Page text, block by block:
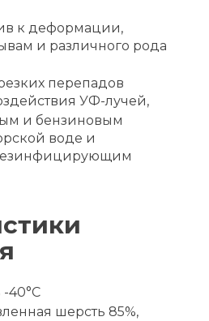
к деформации,
и различного рода
перепадов
УФ-лучей,
и бензиновым
воде и
40°C
шерсть 85%,